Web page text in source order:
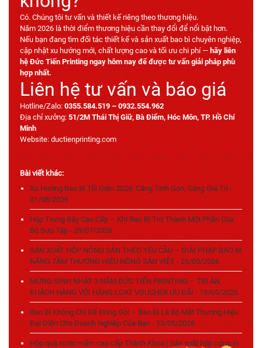
Có. Chúng tôi tư vấn và thiết kế riêng theo thương hiệu.
Năm 2026 là thời điểm thương hiệu cần thay đổi để nổi bật hơn.
Nếu bạn đang tìm đối tác thiết kế và sản xuất bao bì chuyên nghiệp,
cập nhật xu hướng mới, chất lượng cao và tối ưu chi phí — hãy liên
hệ Đức Tiến Printing ngay hôm nay để được tư vấn giải pháp phù
hợp nhất.
Liên hệ tư vấn và báo giá
Hotline/Zalo: 0355.584.519 – 0932.554.962
Địa chỉ xưởng: 51/2M Thái Thị Giữ, Bà Điểm, Hóc Môn, TP. Hồ Chí
Minh
Website: ductienprinting.com
Bài viết khác:
Xu Hướng Bao Bì Tối Giản 2026: Càng Tinh Gọn, Càng Giá Trị -
01/08/2026
Hộp Trưng Bày Cao Cấp – Khi Bao Bì Trở Thành Một Phần Của
Bộ Sưu Tập - 29/07/2026
SẢN XUẤT HỘP NÔNG SẢN THEO YÊU CẦU – GIẢI PHÁP BAO BÌ
NÂNG TẦM THƯƠNG HIỆU NÔNG SẢN VIỆT - 26/05/2026
MỪNG SINH NHẬT 3 NĂM ĐỨC TIẾN PRINTING – TRI ÂN
KHÁCH HÀNG VỚI HÀNG LOẠT VOUCHER ƯU ĐÃI - 19/05/2026
Bao Bì Không Chỉ Để Đóng Gói – Bao Bì Là Bộ Mặt Thương Hiệu
Đại Diện Cho Doanh Nghiệp Của Bạn - 13/05/2026
Hộp quà nước mắm cao cấp Thành Khoa | Sản xuất hộp cứng in